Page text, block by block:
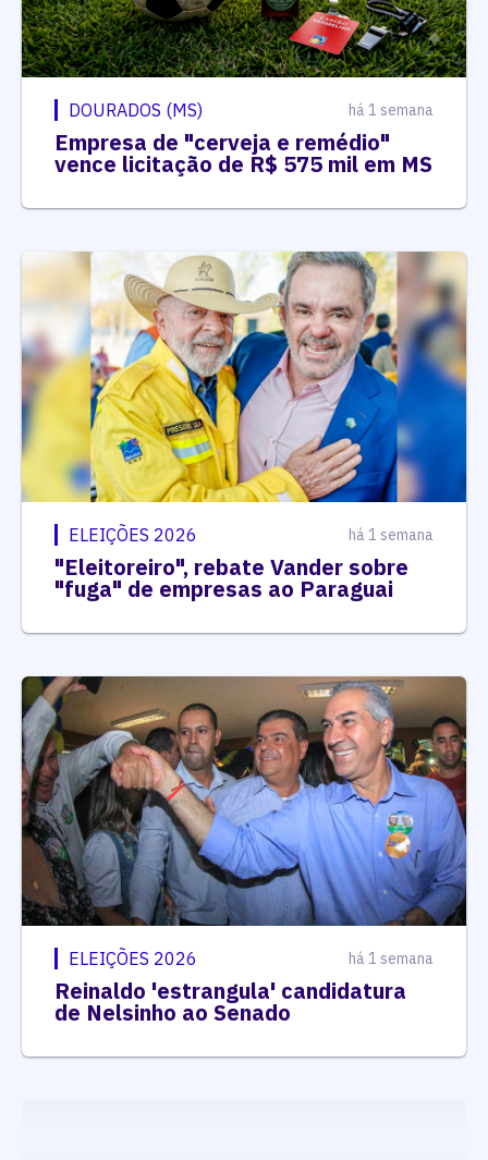
DOURADOS (MS) há 1 semana
Empresa de "cerveja e remédio"
vence licitação de R$ 575 mil em MS
ELEIÇÕES 2026 há 1 semana
"Eleitoreiro", rebate Vander sobre
"fuga" de empresas ao Paraguai
ELEIÇÕES 2026 há 1 semana
Reinaldo 'estrangula' candidatura
de Nelsinho ao Senado